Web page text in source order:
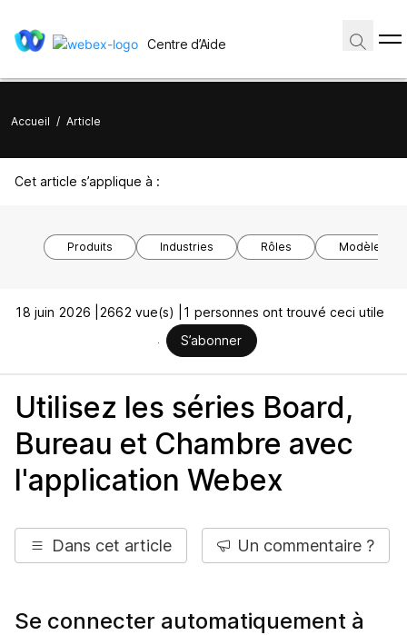
Centre d’Aide
Accueil / Article
Cet article s’applique à :
Produits Industries Rôles Modèles
18 juin 2026 | 2662 vue(s) |
1 personnes ont trouvé ceci utile
S’abonner
Utilisez les séries Board,
Bureau et Chambre avec
l'application Webex
Dans cet article Un commentaire ?
Se connecter automatiquement à